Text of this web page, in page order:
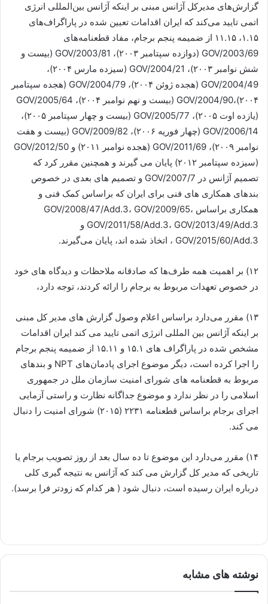
گزارش‌های مدیرکل آژانس مبنی بر اینکه آژانس بین‌المللی انرژی
اتمی تایید می‌کند که ایران اقدامات تعیین شده در پاراگراف‌های
۱.۱۵، ۱۱.۱۵ از ضمیمه پنجم برجام، مفاد قطعنامه‌های
GOV/2003/69 (دوازده سپتامبر ۲۰۰۳)، GOV/2003/81 (بیست و
شش نوامبر ۲۰۰۳)، GOV/2004/21 (سیزده مارس ۲۰۰۴)،
GOV/2004/49 (هجده ژوئن ۲۰۰۴)، GOV/2004/79 (هجده سپتامبر
۲۰۰۴)،‌GOV/2004/90 (بیست و نهم نوامبر ۲۰۰۴)، GOV/2005/64
(یازده اوت ۲۰۰۵)، GOV/2005/77 (بیست و چهار سپتامبر ۲۰۰۵)،
GOV/2006/14 (چهار فوریه ۲۰۰۶)، GOV/2009/82 (بیست و هفت
نوامبر ۲۰۰۹)، GOV/2011/69 (هجده نوامبر ۲۰۱۱) و GOV/2012/50
(سیزده سپتامبر ۲۰۱۲) پایان می گیرند و همچنین مقرر کرد که
تصمیم آژانس در GOV/2007/7 و تصمیم های بعدی در خصوص
بندهای همکاری های فنی برای ایران که براساس کمک فنی و
همکاری براساس GOV/2008/47/Add.3، GOV/2009/65،
GOV/2011/58/Add.3، GOV/2013/49/Add.3 و
GOV/2015/60/Add.3 ، اتخاذ شده اند، پایان می‌گیرند.
۱۲) بر اهمیت همه طرف‌ها که صادقانه ملاحظات و دیدگاه های خود
در خصوص تعهدات مربوط به برجام را ارائه کردند، توجه دارد،
۱۳) مقرر می‌دارد براساس اعلام وصول گزارش های مدیر کل مبنی
بر اینکه آژانس بین المللی انرژی اتمی تایید می کند ایران اقدامات
مشخص شده در پاراگراف های ۱۵.۱ و ۱۵.۱۱ از ضمیمه پنجم برجام
را اجرا کرده است، دیگر موضوع اجرای پادمان‌های NPT و بندهای
مربوط به قطعنامه های شورای امنیت سازمان ملل در جمهوری
اسلامی را در نظر ندارد و موضوع جداگانه نظارت و راستی آزمایی
اجرای برجام براساس قطعنامه ۲۲۳۱ (۲۰۱۵) شورای امنیت را دنبال
می کند.
۱۴) مقرر می‌دارد این موضوع تا ده سال بعد از روز تصویب برجام یا
تاریخی که مدیر کل گزارش می کند که آژانس به نتیجه گیری کلی
درباره ایران رسیده است، دنبال شود ( هر کدام که زودتر فرا برسد).
نوشته های مشابه